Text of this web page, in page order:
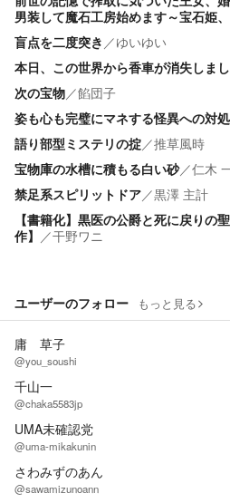
男装して魔石工房始めます～宝石姫
盲点を二度突き ／ゆいゆい
本日、この世界から香車が消失しま
次の宝物／餡団子
姿も心も完璧にマネする怪異への対
語り部型ミステリの掟／推草風時
宝物庫の水槽に積もる白い砂／仁木
禁足系スピリットドア／黒澤 主計
【書籍化】黒医の公爵と死に戻りの
作】 ／干野ワニ
ユーザーのフォロー もっと見る
庸 草子
@you_soushi
千山一
@chaka5583jp
UMA未確認党
@uma-mikakunin
さわみずのあん
@sawamizunoann